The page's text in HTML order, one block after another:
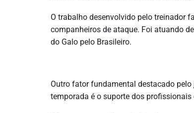
O trabalho desenvolvido pelo treinador
companheiros de ataque. Foi atuando
do Galo pelo Brasileiro.
Outro fator fundamental destacado
temporada é o suporte dos